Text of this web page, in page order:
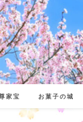
家宝 お菓子の城